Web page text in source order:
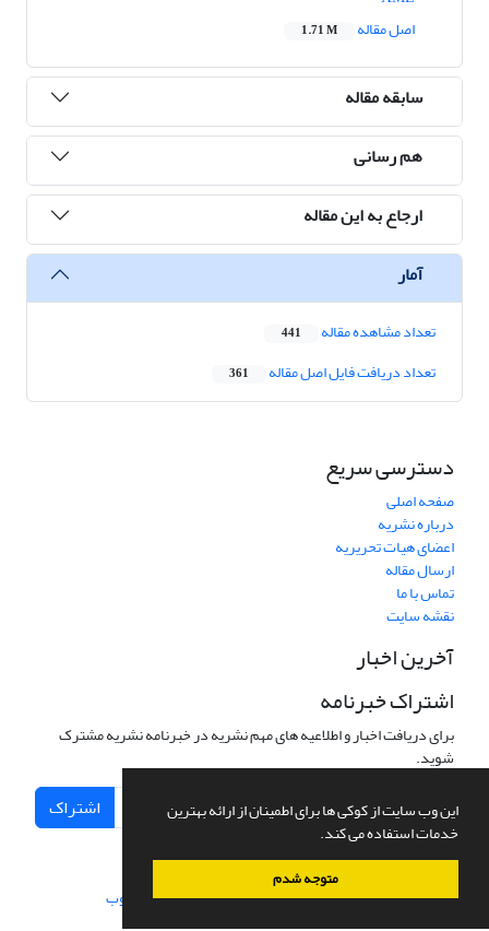
این وب سایت از کوکی ها برای اطمینان از ارائه بهترین
خدمات استفاده می کند.
متوجه شدم
اصل مقاله
1.71 M
سابقه مقاله
هم رسانی
ارجاع به این مقاله
آمار
تعداد مشاهده مقاله 441
تعداد دریافت فایل اصل مقاله 361
دسترسی سریع
صفحه اصلی
درباره نشریه
اعضای هیات تحریریه
ارسال مقاله
تماس با ما
نقشه سایت
آخرین اخبار
اشتراک خبرنامه
برای دریافت اخبار و اطلاعیه های مهم نشریه در خبرنامه نشریه مشترک
شوید.
اشتراک
سامانه مدیریت نشریات علمی.طراحی و پیاده سازی از سیناوب